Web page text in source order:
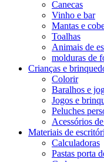
Canecas
Vinho e bar
Mantas e
Toalhas
Animais de
molduras de
Crianças e
Colorir
Baralhos e
Jogos e
Peluches
Acessórios
Materiais de
Calculadoras
Pastas porta